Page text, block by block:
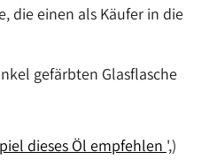
die einen als Käufer in die
gefärbten Glasflasche
dieses Öl empfehlen ',)